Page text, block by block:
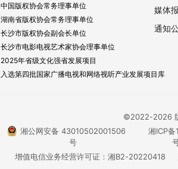
中国版权协会常务理事单位
湖南省版权协会常务理事单位
长沙市版权协会副会长单位
长沙市电影电视艺术家协会理事单位
2025年省级文化强省发展项目
入选第四批国家广播电视和网络视听产业发展项目库
媒体
通知
©2022-2026
湘公网安备 43010502001506
号
湘ICP
增值电信业务经营许可证：湘B2-20220418